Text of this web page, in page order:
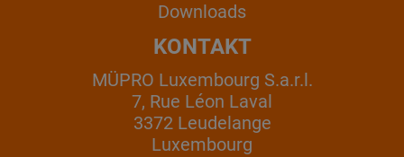
Downloads
KONTAKT
MÜPRO Luxembourg S.a.r.l.
7, Rue Léon Laval
3372 Leudelange
Luxembourg